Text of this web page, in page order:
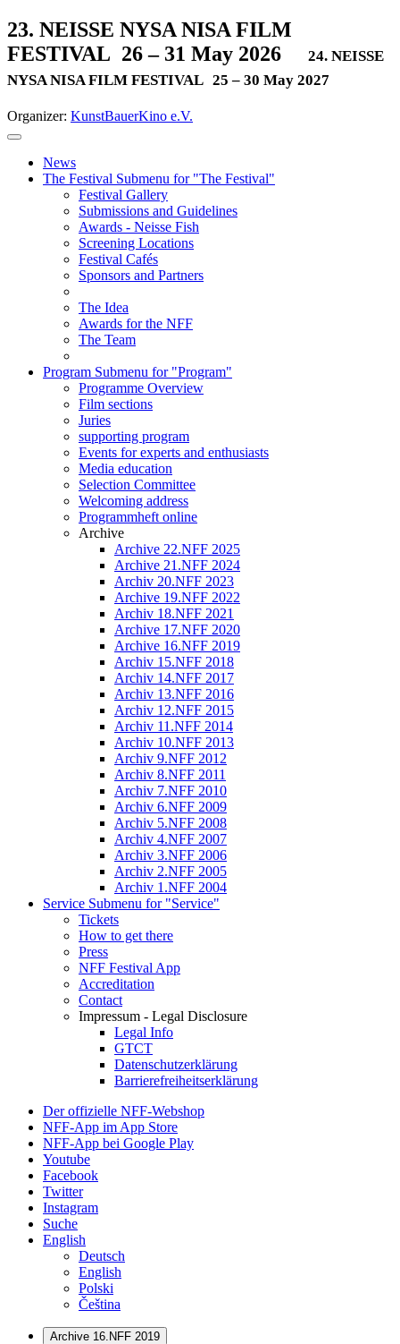
23. NEISSE NYSA NISA FILM
FESTIVAL 26 – 31 May 2026
24. NEISSE
NYSA NISA FILM FESTIVAL 25 – 30 May 2027
Organizer: KunstBauerKino e.V.
News
The Festival Submenu for "The Festival"
Festival Gallery
Submissions and Guidelines
Awards - Neisse Fish
Screening Locations
Festival Cafés
Sponsors and Partners
The Idea
Awards for the NFF
The Team
Program Submenu for "Program"
Programme Overview
Film sections
Juries
supporting program
Events for experts and enthusiasts
Media education
Selection Committee
Welcoming address
Programmheft online
Archive
Archive 22.NFF 2025
Archive 21.NFF 2024
Archiv 20.NFF 2023
Archive 19.NFF 2022
Archiv 18.NFF 2021
Archive 17.NFF 2020
Archive 16.NFF 2019
Archiv 15.NFF 2018
Archiv 14.NFF 2017
Archiv 13.NFF 2016
Archiv 12.NFF 2015
Archiv 11.NFF 2014
Archiv 10.NFF 2013
Archiv 9.NFF 2012
Archiv 8.NFF 2011
Archiv 7.NFF 2010
Archiv 6.NFF 2009
Archiv 5.NFF 2008
Archiv 4.NFF 2007
Archiv 3.NFF 2006
Archiv 2.NFF 2005
Archiv 1.NFF 2004
Service Submenu for "Service"
Tickets
How to get there
Press
NFF Festival App
Accreditation
Contact
Impressum - Legal Disclosure
Legal Info
GTCT
Datenschutzerklärung
Barrierefreiheitserklärung
Der offizielle NFF-Webshop
NFF-App im App Store
NFF-App bei Google Play
Youtube
Facebook
Twitter
Instagram
Suche
English
Deutsch
English
Polski
Čeština
Archive 16.NFF 2019